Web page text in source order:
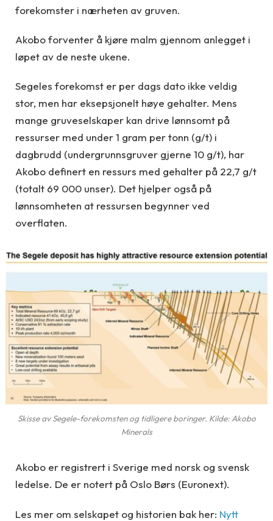
forekomster i nærheten av gruven.
Akobo forventer å kjøre malm gjennom anlegget i
løpet av de neste ukene.
Segeles forekomst er per dags dato ikke veldig
stor, men har eksepsjonelt høye gehalter. Mens
mange gruveselskaper kan drive lønnsomt på
ressurser med under 1 gram per tonn (g/t) i
dagbrudd (undergrunnsgruver gjerne 10 g/t), har
Akobo definert en ressurs med gehalter på 22,7 g/t
(totalt 69 000 unser). Det hjelper også på
lønnsomheten at ressursen begynner ved
overflaten.
Skisse av Segele-forekomsten og tidligere boringer. Kilde: Akobo
Minerals
Akobo er registrert i Sverige med norsk og svensk
ledelse. De er notert på Oslo Børs (Euronext).
Les mer om selskapet og historien bak her: Nytt